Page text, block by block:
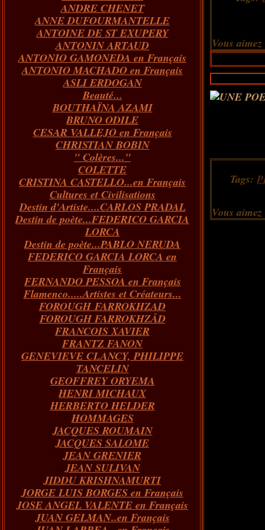
Janvier(60)
Février(68)
Janvier(86)
Mars(65)
Février(70)
Janvier(66)
Avril(76)
Mars(66)
Février(67)
Janvier(73)
Mai(82)
Avril(62)
Mars(66)
Février(55)
Janvier(43)
Juin(84)
Mai(89)
Avril(59)
Mars(73)
Février(54)
Janvier(51)
Juillet(72)
Juin(65)
Mai(97)
Avril(73)
Mars(100)
Février(146)
Janvier(124)
Août(40)
Juillet(31)
Juin(26)
ANDRE CHENET
ANNE DUFOURMANTELLE
ANTOINE DE ST EXUPERY
ANTONIN ARTAUD
ANTONIO GAMONEDA en Français
ANTONIO MACHADO en Français
ASLI ERDOGAN
Beauté...
BOUTHAÏNA AZAMI
BRUNO ODILE
CESAR VALLEJO en Français
CHRISTIAN BOBIN
" Colères..."
COLETTE
CRISTINA CASTELLO...en Français
Cultures et Civilisations
Destin d'Artiste....CARLOS PRADAL
Destin de poète...FEDERICO GARCIA
LORCA
Destin de poète...PABLO NERUDA
FEDERICO GARCIA LORCA en
Français
FERNANDO PESSOA en Français
Flamenco.....Artistes et Créateurs...
FOROUGH FARROKHZAD
FOROUGH FARROKHZÂD
FRANCOIS XAVIER
FRANTZ FANON
GENEVIEVE CLANCY, PHILIPPE
TANCELIN
GEOFFREY ORYEMA
HENRI MICHAUX
HERBERTO HELDER
HOMMAGES
JACQUES ROUMAIN
JACQUES SALOME
JEAN GRENIER
JEAN SULIVAN
JIDDU KRISHNAMURTI
JORGE LUIS BORGES en Français
JOSE ANGEL VALENTE en Français
JUAN GELMAN..en Français
Vous aimez
Tags:
Vous aimez